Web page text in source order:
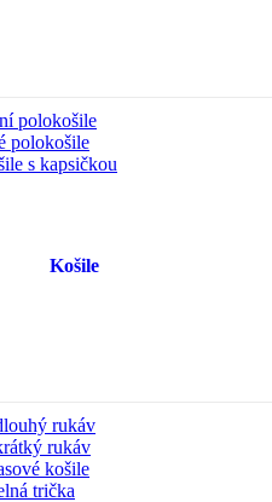
polokošile
polokošile
s kapsičkou
Košile
rukáv
rukáv
košile
trička